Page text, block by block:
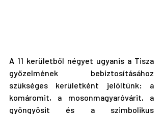
A 11 kerületből négyet ugyanis a Tisza
győzelmének bebiztosításához
szükséges kerületként jelöltünk: a
komáromit, a mosonmagyaróvárit, a
gyöngyösit és a szimbolikus